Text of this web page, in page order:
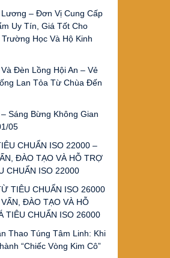
– Đơn Vị Cung Cấp
Uy Tín, Giá Tốt Cho
Học Và Hộ Kinh
Đèn Lồng Hội An – Vẻ
Lan Tỏa Từ Chùa Đến
Sáng Bừng Không Gian
05
CHUẨN ISO 22000 –
ĐÀO TẠO VÀ HỖ TRỢ
CHUẨN ISO 22000
TIÊU CHUẨN ISO 26000
ĐÀO TẠO VÀ HỖ
TIÊU CHUẨN ISO 26000
Thao Túng Tâm Linh: Khi
“Chiếc Vòng Kim Cô”